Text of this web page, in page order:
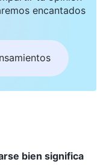
Al verlas
y
con todos.
habían
yo también
y que me había
encantados
bien significa